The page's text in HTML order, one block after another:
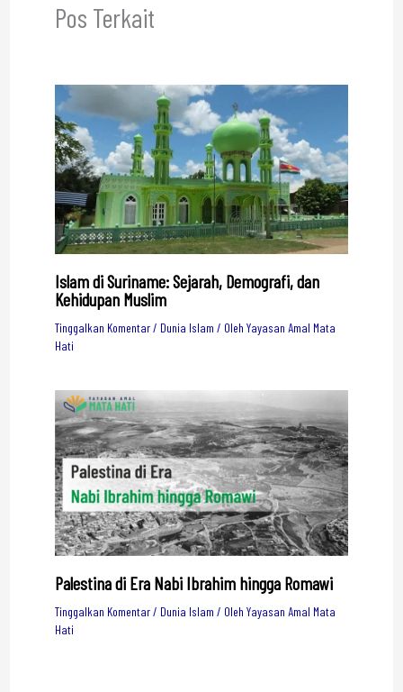
Pos Terkait
Islam di Suriname: Sejarah, Demografi, dan
Kehidupan Muslim
Tinggalkan Komentar/ Dunia Islam / Oleh Yayasan Amal Mata
Hati
Palestina di Era Nabi Ibrahim hingga Romawi
Tinggalkan Komentar/ Dunia Islam / Oleh Yayasan Amal Mata
Hati